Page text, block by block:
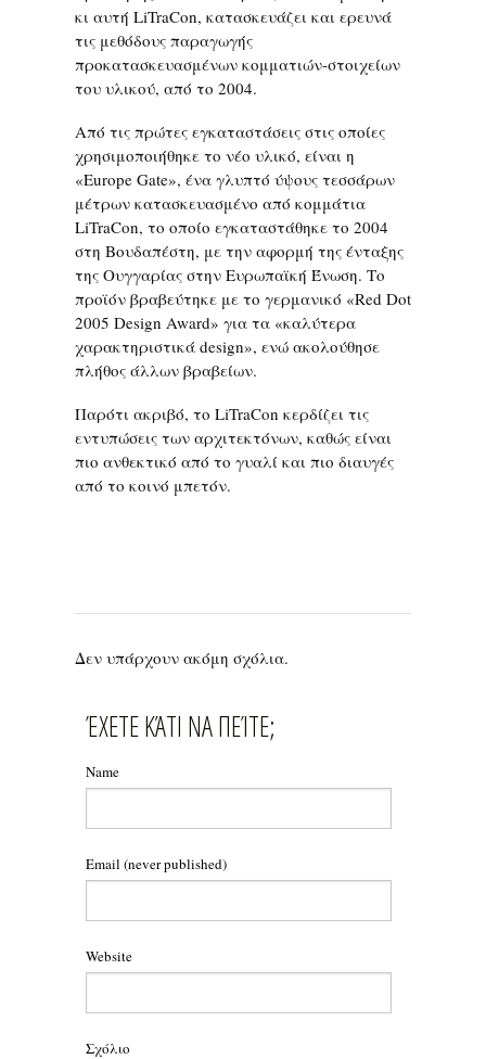
κι αυτή LiTraCon, κατασκευάζει και ερευνά
τις μεθόδους παραγωγής
προκατασκευασμένων κομματιών-στοιχείων
του υλικού, από το 2004.
Από τις πρώτες εγκαταστάσεις στις οποίες
χρησιμοποιήθηκε το νέο υλικό, είναι η
«Europe Gate», ένα γλυπτό ύψους τεσσάρων
μέτρων κατασκευασμένο από κομμάτια
LiTraCon, το οποίο εγκαταστάθηκε το 2004
στη Βουδαπέστη, με την αφορμή της ένταξης
της Ουγγαρίας στην Ευρωπαϊκή Ένωση. Το
προϊόν βραβεύτηκε με το γερμανικό «Red Dot
2005 Design Award» για τα «καλύτερα
χαρακτηριστικά design», ενώ ακολούθησε
πλήθος άλλων βραβείων.
Παρότι ακριβό, το LiTraCon κερδίζει τις
εντυπώσεις των αρχιτεκτόνων, καθώς είναι
πιο ανθεκτικό από το γυαλί και πιο διαυγές
από το κοινό μπετόν.
Δεν υπάρχουν ακόμη σχόλια.
ΈΧΕΤΕ ΚΆΤΙ ΝΑ ΠΕΊΤΕ;
Name
Email (never published)
Website
Σχόλιο